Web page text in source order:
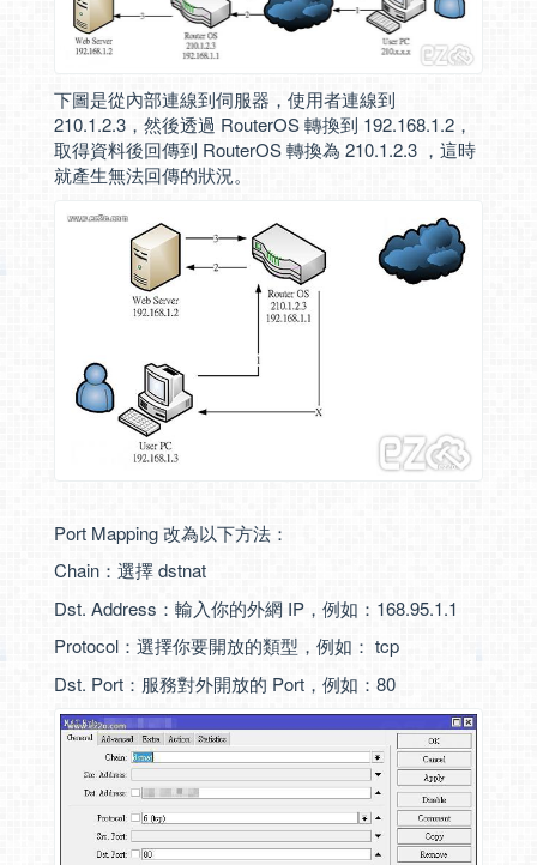
下圖是從內部連線到伺服器，使用者連線到
210.1.2.3，然後透過 RouterOS 轉換到 192.168.1.2，
取得資料後回傳到 RouterOS 轉換為 210.1.2.3 ，這時
就產生無法回傳的狀況。
Port Mapping 改為以下方法：
Chain：選擇 dstnat
Dst. Address：輸入你的外網 IP，例如：168.95.1.1
Protocol：選擇你要開放的類型，例如： tcp
Dst. Port：服務對外開放的 Port，例如：80